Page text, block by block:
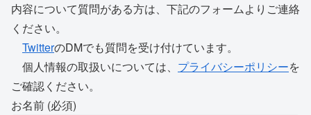
内容について質問がある方は、下記のフォームよりご連絡
ください。
TwitterのDMでも質問を受け付けています。
個人情報の取扱いについては、 プライバシーポリシーを
ご確認ください。
お名前 (必須)